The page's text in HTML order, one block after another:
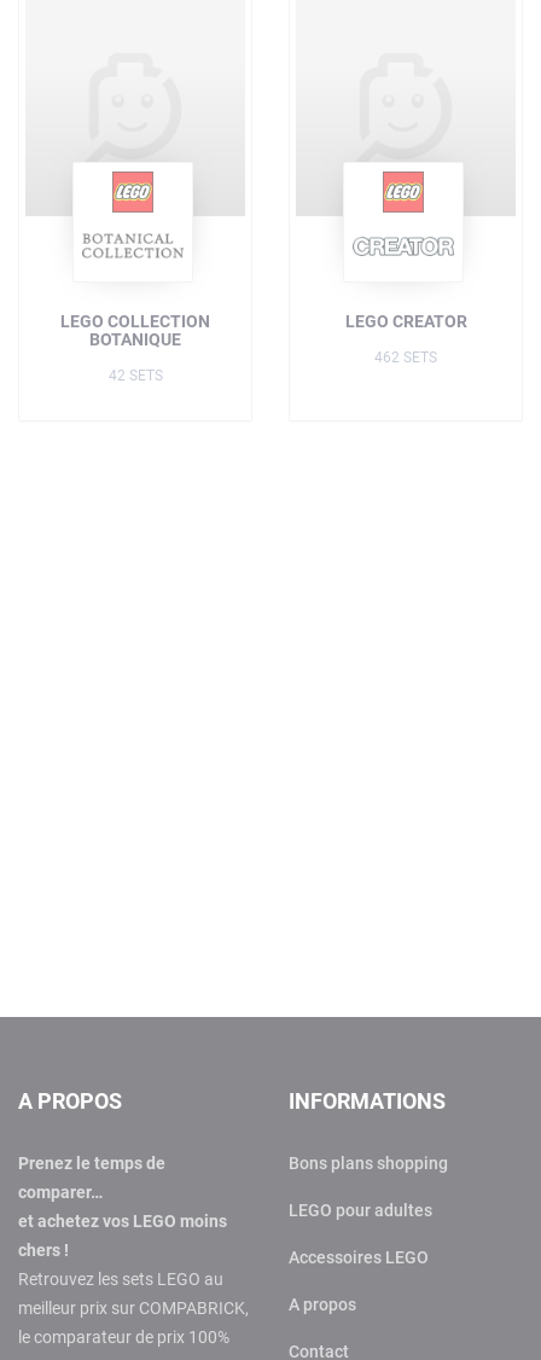
LEGO COLLECTION
BOTANIQUE
42 SETS
LEGO CREATOR
462 SETS
A PROPOS
Prenez le temps de
comparer…
et achetez vos LEGO moins
chers !
Retrouvez les sets LEGO au
meilleur prix sur COMPABRICK,
le comparateur de prix 100%
INFORMATIONS
Bons plans shopping
LEGO pour adultes
Accessoires LEGO
A propos
Contact